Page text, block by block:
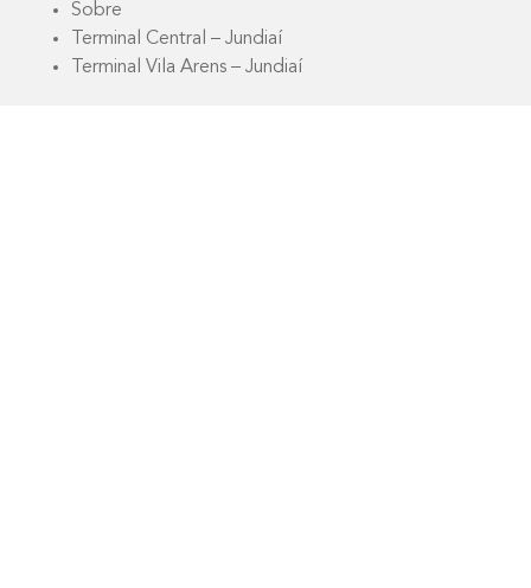
Sobre
Terminal Central – Jundiaí
Terminal Vila Arens – Jundiaí